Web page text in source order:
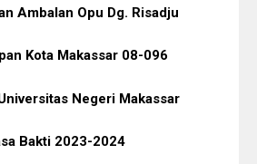
Ambalan Opu Dg. Risadju
Kota Makassar 08-096
Negeri Makassar
Bakti 2023-2024